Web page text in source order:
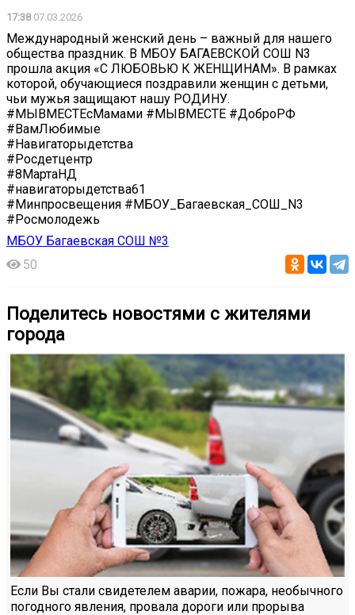
17:3807.03.2026
Международный женский день – важный для нашего
общества праздник. В МБОУ БАГАЕВСКОЙ СОШ N3
прошла акция «С ЛЮБОВЬЮ К ЖЕНЩИНАМ». В рамках
которой, обучающиеся поздравили женщин с детьми,
чьи мужья защищают нашу РОДИНУ.
#МЫВМЕСТЕсМамами #МЫВМЕСТЕ #ДоброРФ
#ВамЛюбимые
#Навигаторыдетства
#Росдетцентр
#8МартаНД
#навигаторыдетства61
#Минпросвещения #МБОУ_Багаевская_СОШ_N3
#Росмолодежь
МБОУ Багаевская СОШ №3
50
Поделитесь новостями с жителями
города
Если Вы стали свидетелем аварии, пожара, необычного
погодного явления, провала дороги или прорыва